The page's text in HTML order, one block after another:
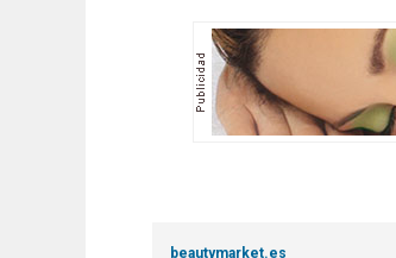
beautymarket.es